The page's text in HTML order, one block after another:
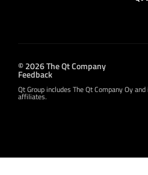
© 2026 The Qt Company
Feedback
Qt Group includes The Qt Company Oy
affiliates.